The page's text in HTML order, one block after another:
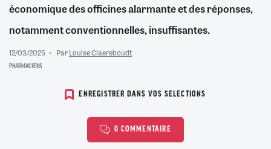
économique des officines alarmante et des réponses,
notamment conventionnelles, insuffisantes.
12/03/2025 ParLouise Claereboudt
PHARMACIENS
ENREGISTRER DANS VOS SELECTIONS
0 COMMENTAIRE